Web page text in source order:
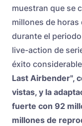
muestran que se
millones de
durante el
live-action de
éxito
Last Airbender",
vistas, y la
fuerte con 92
millones de